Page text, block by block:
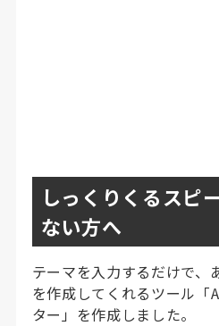
しっくりくるスピ
ない方へ
テーマを入力するだけで、
を作成してくれるツール「
ター」を作成しました。